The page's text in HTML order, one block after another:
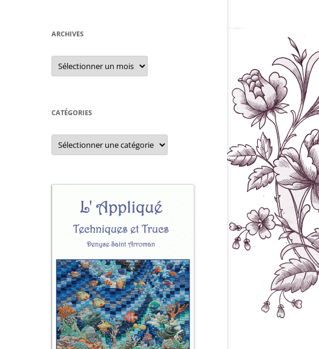
ARCHIVES
Archives
CATÉGORIES
Catégories